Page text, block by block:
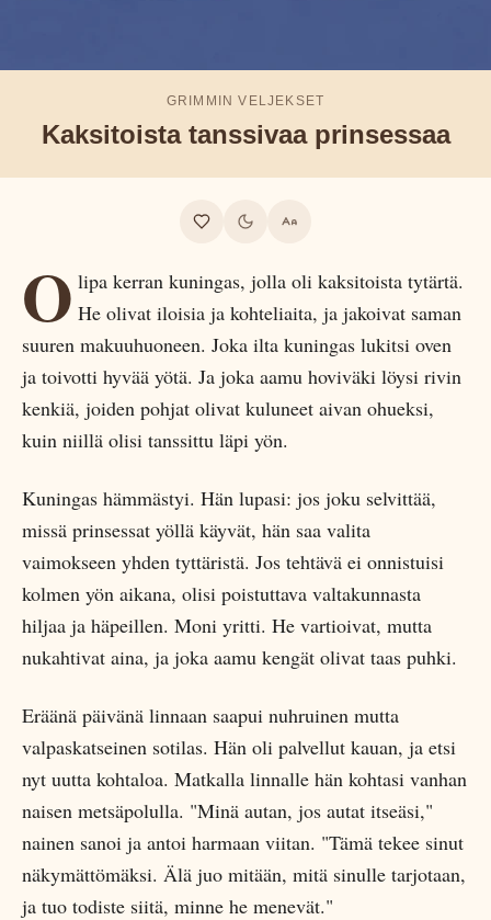
GRIMMIN VELJEKSET
Kaksitoista tanssivaa prinsessaa
O lipa kerran kuningas, jolla oli kaksitoista tytärtä.
He olivat iloisia ja kohteliaita, ja jakoivat saman
suuren makuuhuoneen. Joka ilta kuningas lukitsi oven
ja toivotti hyvää yötä. Ja joka aamu hoviväki löysi rivin
kenkiä, joiden pohjat olivat kuluneet aivan ohueksi,
kuin niillä olisi tanssittu läpi yön.
Kuningas hämmästyi. Hän lupasi: jos joku selvittää,
missä prinsessat yöllä käyvät, hän saa valita
vaimokseen yhden tyttäristä. Jos tehtävä ei onnistuisi
kolmen yön aikana, olisi poistuttava valtakunnasta
hiljaa ja häpeillen. Moni yritti. He vartioivat, mutta
nukahtivat aina, ja joka aamu kengät olivat taas puhki.
Eräänä päivänä linnaan saapui nuhruinen mutta
valpaskatseinen sotilas. Hän oli palvellut kauan, ja etsi
nyt uutta kohtaloa. Matkalla linnalle hän kohtasi vanhan
naisen metsäpolulla. "Minä autan, jos autat itseäsi,"
nainen sanoi ja antoi harmaan viitan. "Tämä tekee sinut
näkymättömäksi. Älä juo mitään, mitä sinulle tarjotaan,
ja tuo todiste siitä, minne he menevät."